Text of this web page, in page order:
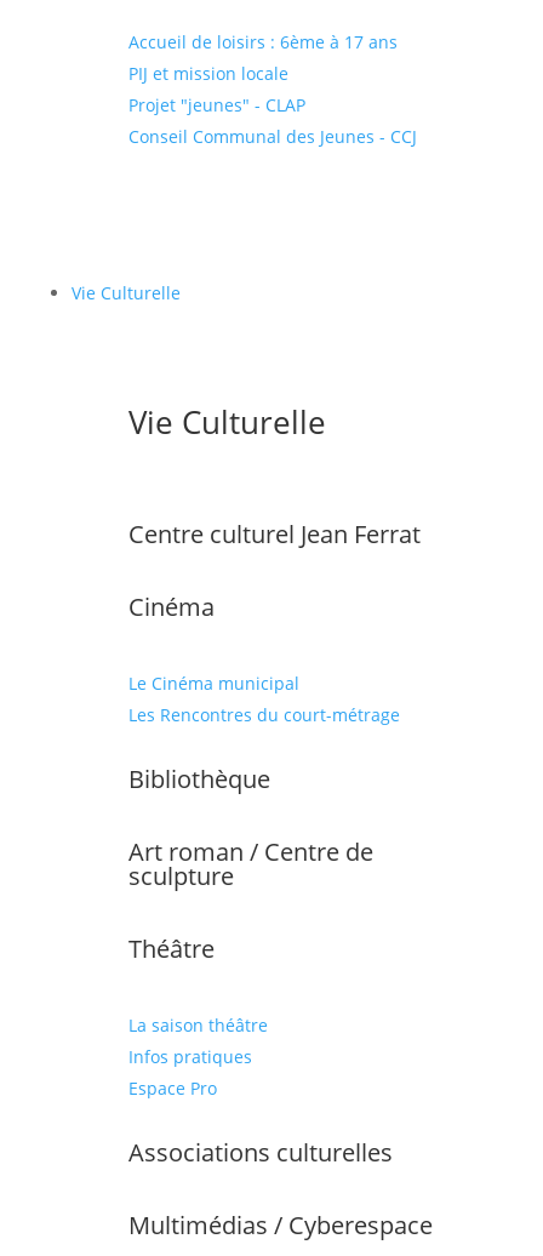
Accueil de loisirs : 6ème à 17 ans
PIJ et mission locale
Projet "jeunes" - CLAP
Conseil Communal des Jeunes - CCJ
Vie Culturelle
Vie Culturelle
Centre culturel Jean Ferrat
Cinéma
Le Cinéma municipal
Les Rencontres du court-métrage
Bibliothèque
Art roman / Centre de
sculpture
Théâtre
La saison théâtre
Infos pratiques
Espace Pro
Associations culturelles
Multimédias / Cyberespace